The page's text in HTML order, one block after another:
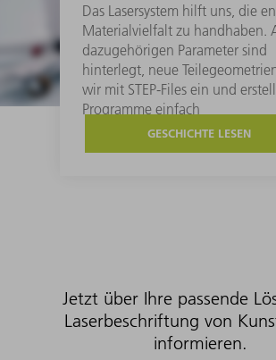
Das Lasersystem hilft uns, die
Materialvielfalt zu handhaben.
dazugehörigen Parameter sind
hinterlegt, neue
wir mit STEP-Files ein und
Programme einfach
GESCHICHTE LESEN
Jetzt über Ihre passende
Laserbeschriftung von
informieren.